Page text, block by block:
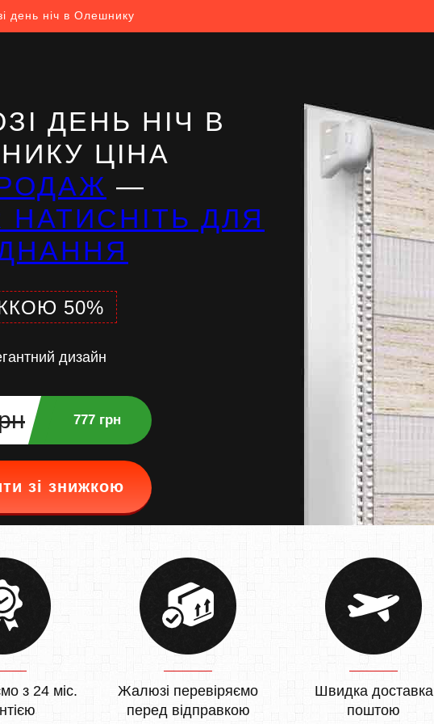
день ніч в Олешнику
ДЕНЬ НІЧ В
ЦІНА
—
НАТИСНІТЬ ДЛЯ
50%
дизайн
777 грн
зі знижкою
з 24 міс.
Жалюзі перевіряємо
перед відправкою
Швидка доставка
поштою